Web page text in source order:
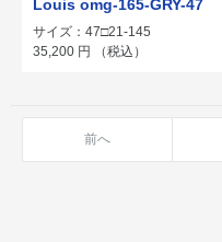
Louis omg-165-GRY-47
サイズ：47□21-145
35,200 円 （税込）
前へ